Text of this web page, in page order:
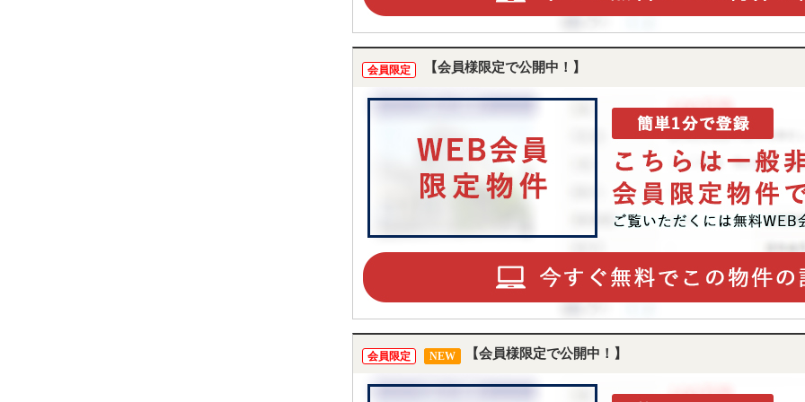
会員限定 【会員様限定で公開中！】
会員限定 NEW 【会員様限定で公開中！】